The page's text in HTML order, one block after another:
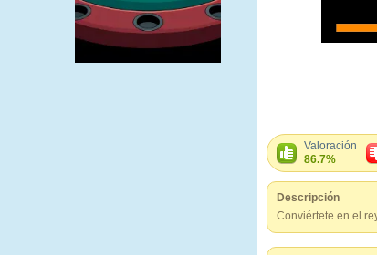
Valoración
86.7%
Descripción
Conviértete en el